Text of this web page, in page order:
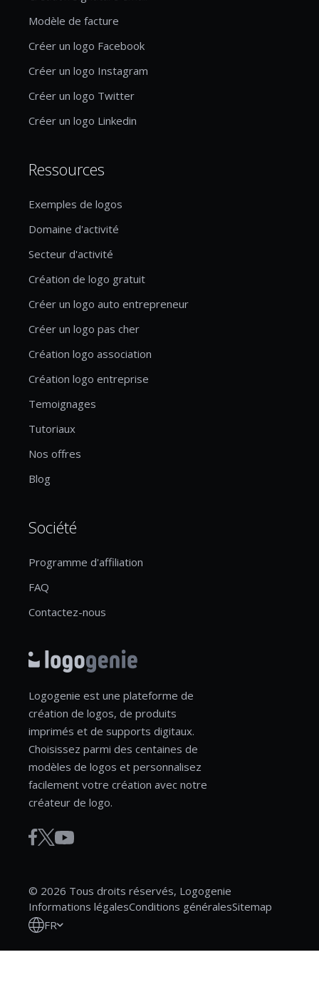
Modèle de facture
Créer un logo Facebook
Créer un logo Instagram
Créer un logo Twitter
Créer un logo Linkedin
Ressources
Exemples de logos
Domaine d'activité
Secteur d'activité
Création de logo gratuit
Créer un logo auto entrepreneur
Créer un logo pas cher
Création logo association
Création logo entreprise
Temoignages
Tutoriaux
Nos offres
Blog
Société
Programme d'affiliation
FAQ
Contactez-nous
Logogenie est une plateforme de
création de logos, de produits
imprimés et de supports digitaux.
Choisissez parmi des centaines de
modèles de logos et personnalisez
facilement votre création avec notre
créateur de logo.
© 2026 Tous droits réservés, Logogenie
Informations légalesConditions généralesSitemap
FR